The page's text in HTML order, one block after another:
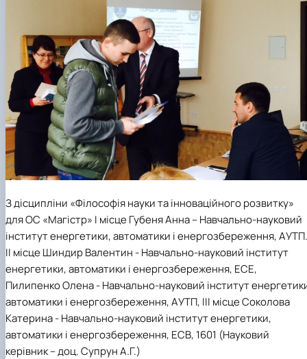
З дісципліни «Філософія науки та інноваційного розвитку»
для ОС «Магістр» І місце Губеня Анна – Навчально-науковий
інститут енергетики, автоматики і енергозбереження, АУТП.
ІІ місце Шиндир Валентин - Навчально-науковий інститут
енергетики, автоматики і енергозбереження, ЕСЕ,
Пилипенко Олена - Навчально-науковий інститут
автоматики і енергозбереження, АУТП, ІІІ місце Соколова
Катерина - Навчально-науковий інститут енергетики,
автоматики і енергозбереження, ЕСВ, 1601 (Науковий
керівник – доц. Супрун А.Г.)